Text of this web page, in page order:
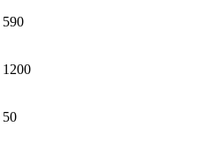
590
1200
50